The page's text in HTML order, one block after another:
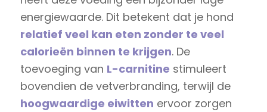
energiewaarde. Dit betekent dat je hond
relatief veel kan eten zonder te veel
calorieën binnen te krijgen. De
toevoeging van L-carnitine stimuleert
bovendien de vetverbranding, terwijl de
hoogwaardige eiwitten ervoor zorgen